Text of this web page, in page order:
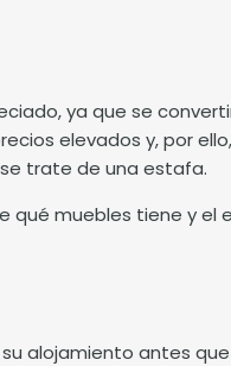
ya que se
elevados y, por
trate de una estafa.
qué muebles tiene y el
alojamiento antes